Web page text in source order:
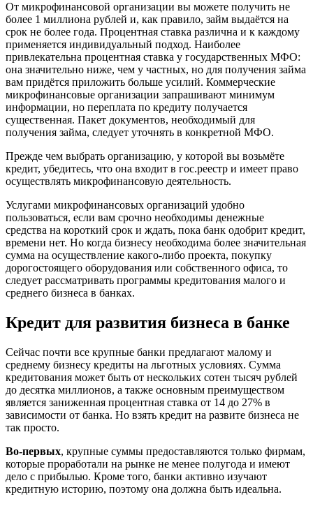
От микрофинансовой организации вы можете получить не
более 1 миллиона рублей и, как правило, займ выдаётся на
срок не более года. Процентная ставка различна и к каждому
применяется индивидуальный подход. Наиболее
привлекательна процентная ставка у государственных МФО:
она значительно ниже, чем у частных, но для получения займа
вам придётся приложить больше усилий. Коммерческие
микрофинансовые организации запрашивают минимум
информации, но переплата по кредиту получается
существенная. Пакет документов, необходимый для
получения займа, следует уточнять в конкретной МФО.
Прежде чем выбрать организацию, у которой вы возьмёте
кредит, убедитесь, что она входит в гос.реестр и имеет право
осуществлять микрофинансовую деятельность.
Услугами микрофинансовых организаций удобно
пользоваться, если вам срочно необходимы денежные
средства на короткий срок и ждать, пока банк одобрит кредит,
времени нет. Но когда бизнесу необходима более значительная
сумма на осуществление какого-либо проекта, покупку
дорогостоящего оборудования или собственного офиса, то
следует рассматривать программы кредитования малого и
среднего бизнеса в банках.
Кредит для развития бизнеса в банке
Сейчас почти все крупные банки предлагают малому и
среднему бизнесу кредиты на льготных условиях. Сумма
кредитования может быть от нескольких сотен тысяч рублей
до десятка миллионов, а также основным преимуществом
является заниженная процентная ставка от 14 до 27% в
зависимости от банка. Но взять кредит на развите бизнеса не
так просто.
Во-первых, крупные суммы предоставляются только фирмам,
которые проработали на рынке не менее полугода и имеют
дело с прибылью. Кроме того, банки активно изучают
кредитную историю, поэтому она должна быть идеальна.